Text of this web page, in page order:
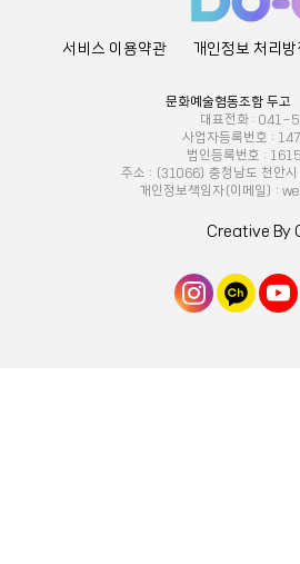
서비스 이용약관 개인정보 처리방
문화예술협동조합 두고
대표전화 : 041-
사업자등록번호 :
법인등록번호 :
주소 : (31066) 충청남도 천안
개인정보책임자(이메일) :
Creative By